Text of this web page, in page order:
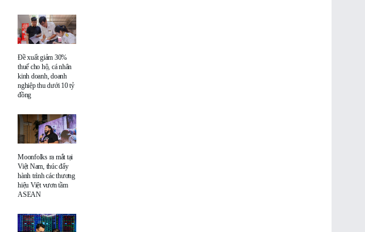
Đề xuất giảm 30%
thuế cho hộ, cá nhân
kinh doanh, doanh
nghiệp thu dưới 10 tỷ
đồng
Moonfolks ra mắt tại
Việt Nam, thúc đẩy
hành trình các thương
hiệu Việt vươn tầm
ASEAN